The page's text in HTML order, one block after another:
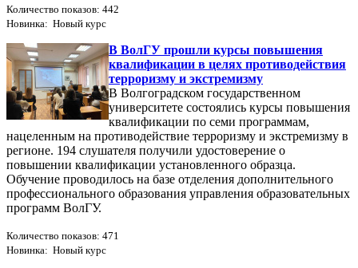
Количество показов: 442
Новинка: Новый курс
В ВолГУ прошли курсы повышения
квалификации в целях противодействия
терроризму и экстремизму
В Волгоградском государственном
университете состоялись курсы повышения
квалификации по семи программам,
нацеленным на противодействие терроризму и экстремизму в
регионе. 194 слушателя получили удостоверение о
повышении квалификации установленного образца.
Обучение проводилось на базе отделения дополнительного
профессионального образования управления образовательных
программ ВолГУ.
Количество показов: 471
Новинка: Новый курс